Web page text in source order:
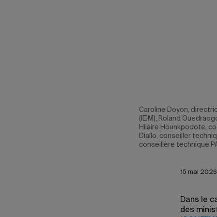
Caroline Doyon,
(IEIM), Roland
Hilaire Hounkpodote,
Diallo, conseiller
conseillère technique
15 mai
Dans le
des